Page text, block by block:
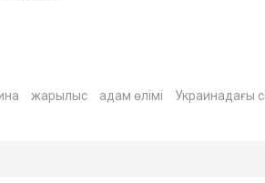
жарылыс адам өлімі Украинадағы